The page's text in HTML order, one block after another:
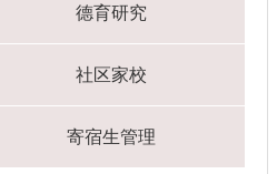
德育研究
社区家校
寄宿生管理